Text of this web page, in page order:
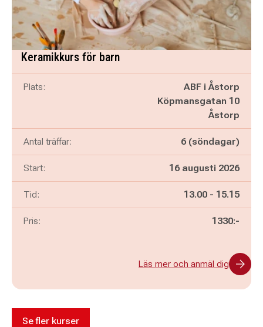
Keramikkurs för barn
Plats:
ABF i Åstorp
Köpmansgatan 10
Åstorp
Antal träffar: 6 (söndagar)
Start: 16 augusti 2026
Tid: Pågår mellan
13.00 - och
15.15
Pris: 1330:-
Läs mer och anmäl dig
Se fler kurser